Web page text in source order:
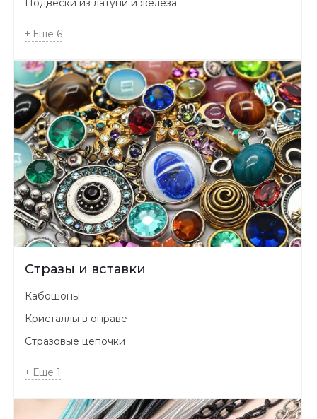
Подвески из латуни и железа
Еще 6
Стразы и вставки
Кабошоны
Кристаллы в оправе
Стразовые цепочки
Еще 1